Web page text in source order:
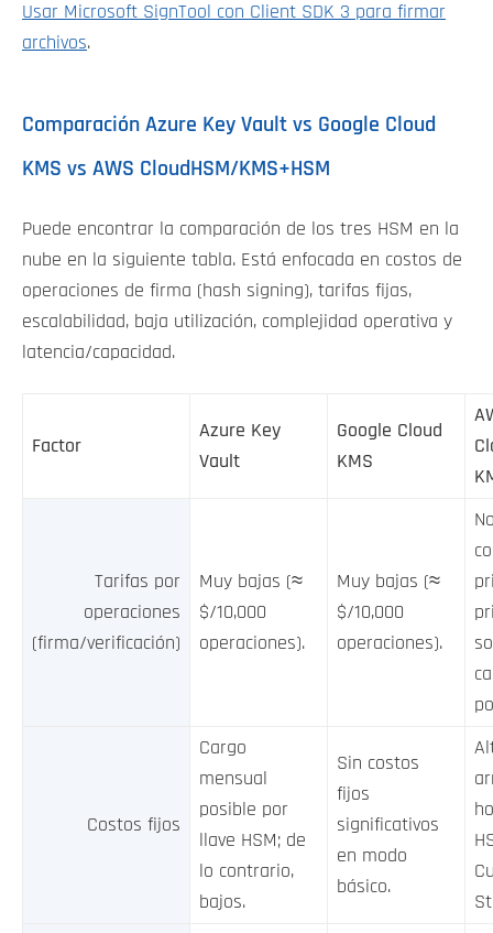
Usar Microsoft SignTool con Client SDK 3 para firmar
archivos.
Comparación Azure Key Vault vs Google Cloud
KMS vs AWS CloudHSM/KMS+HSM
Puede encontrar la comparación de los tres HSM en la
nube en la siguiente tabla. Está enfocada en costos de
operaciones de firma (hash signing), tarifas fijas,
escalabilidad, baja utilización, complejidad operativa y
latencia/capacidad.
Factor
Azure Key
Vault
Google Cloud
KMS
Tarifas por
operaciones
(firma/verificación)
Muy bajas (≈
$/10,000
operaciones).
Muy bajas (≈
$/10,000
operaciones).
Costos fijos
Cargo
mensual
posible por
llave HSM; de
lo contrario,
bajos.
Sin costos
fijos
significativos
en modo
básico.